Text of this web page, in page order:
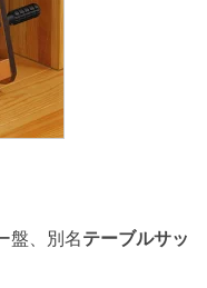
盤、別名テーブルサッ